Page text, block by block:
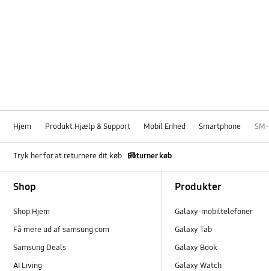
Hjem Produkt Hjælp & Support Mobil Enhed Smartphone
Tryk her for at returnere dit køb Returner køb
Shop
Shop Hjem
Få mere ud af samsung.com
Samsung Deals
AI Living
Produkter
Galaxy-mobiltelefoner
Galaxy Tab
Galaxy Book
Galaxy Watch